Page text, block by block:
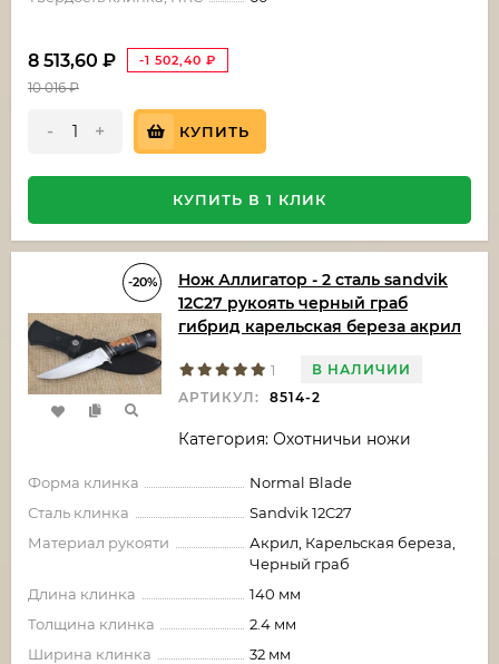
8 513,60 ₽ -1 502,40 ₽
10 016₽
- + КУПИТЬ
КУПИТЬ В 1 КЛИК
-20%
Нож Аллигатор - 2 сталь sandvik
12C27 рукоять черный граб
гибрид карельская береза акрил
1
В НАЛИЧИИ
АРТИКУЛ:
8514-2
Категория: Охотничьи ножи
Форма клинка
Normal Blade
Сталь клинка
Sandvik 12C27
Материал рукояти
Акрил, Карельская береза,
Черный граб
Длина клинка
140 мм
Толщина клинка
2.4 мм
Ширина клинка
32 мм